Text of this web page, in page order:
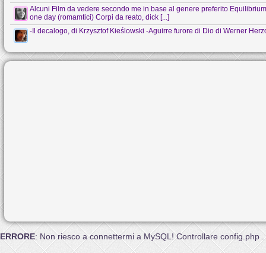
Alcuni Film da vedere secondo me in base al genere preferito
one day (romamtici) Corpi da reato, dick [...]
-Il decalogo, di Krzysztof Kieślowski -Aguirre furore di Dio di Werner
ERRORE: Non riesco a connettermi a MySQL! Controllare config.php .